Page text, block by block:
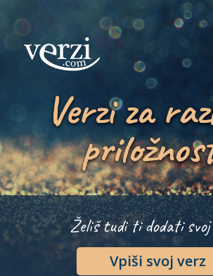
Verzi za
Želiš tudi ti dodati svoj
Vpiši svoj verz